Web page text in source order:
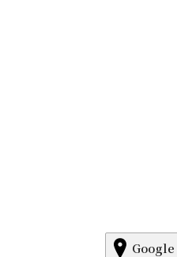
Google